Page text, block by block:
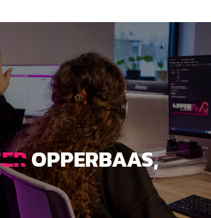
OPPERBAAS,